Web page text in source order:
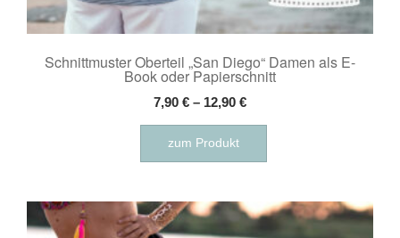
Schnittmuster Oberteil „San Diego“ Damen als E-
Book oder Papierschnitt
7,90 € – 12,90 €
zum Produkt
Dieses
weist
Varianten